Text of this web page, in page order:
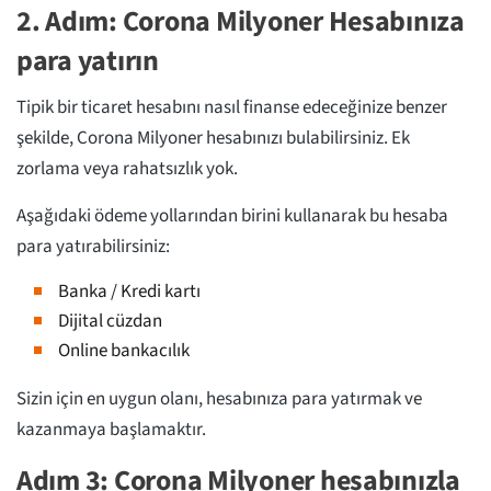
2. Adım: Corona Milyoner Hesabınıza
para yatırın
Tipik bir ticaret hesabını nasıl finanse edeceğinize benzer
şekilde, Corona Milyoner hesabınızı bulabilirsiniz. Ek
zorlama veya rahatsızlık yok.
Aşağıdaki ödeme yollarından birini kullanarak bu hesaba
para yatırabilirsiniz:
Banka / Kredi kartı
Dijital cüzdan
Online bankacılık
Sizin için en uygun olanı, hesabınıza para yatırmak ve
kazanmaya başlamaktır.
Adım 3: Corona Milyoner hesabınızla